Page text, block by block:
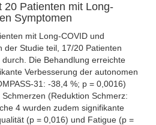
20 Patienten mit Long-
Symptomen
mit Long-COVID und
der Studie teil, 17/20 Patienten
Die Behandlung erreichte
Verbesserung der autonomen
31: -38,4 %; p = 0,0016)
(Reduktion Schmerz:
4 wurden zudem signifikante
(p = 0,016) und Fatigue (p =